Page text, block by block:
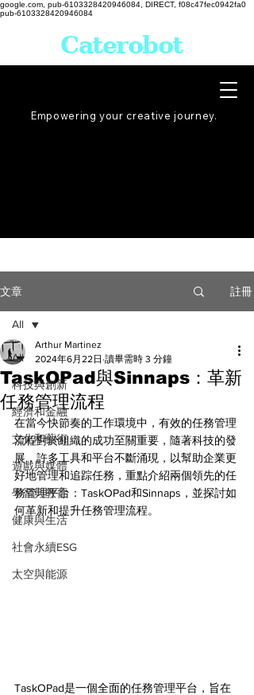
google.com, pub-6103328420946084, DIRECT, f08c47fec0942fa0
pub-6103328420946084
Empowering your creative journey.
Caterobot
文章 註冊
All
科技與創新
經濟和金融
文化和藝術
遊戲與媒體
學習與教育
健康與生活
社會永續ESG
太空與能源
All
TaskOPad與Sinnaps：革新
任務管理流程
Arthur Martinez
2024年6月22日 讀畢需時 3 分鐘
在當今快節奏的工作環境中，有效的任務管理
流程對於組織的成功至關重要，隨著科技的發
展，許多工具和平台不斷涌現，以幫助企業更
好地管理和追踪任務，重點介紹兩個領先的任
務管理平台：TaskOPad和Sinnaps，並探討如
何革新和提升任務管理流程。
TaskOPad是一個全面的任務管理平台，旨在